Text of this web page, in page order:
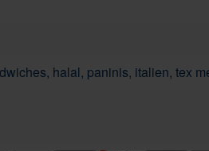
halal, paninis, italien, tex